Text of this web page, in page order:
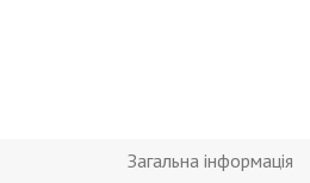
Загальна інформація